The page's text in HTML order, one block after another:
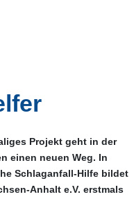
Projekt geht in der
einen neuen Weg. In
Schlaganfall-Hilfe bildet
Anhalt e.V. erstmals